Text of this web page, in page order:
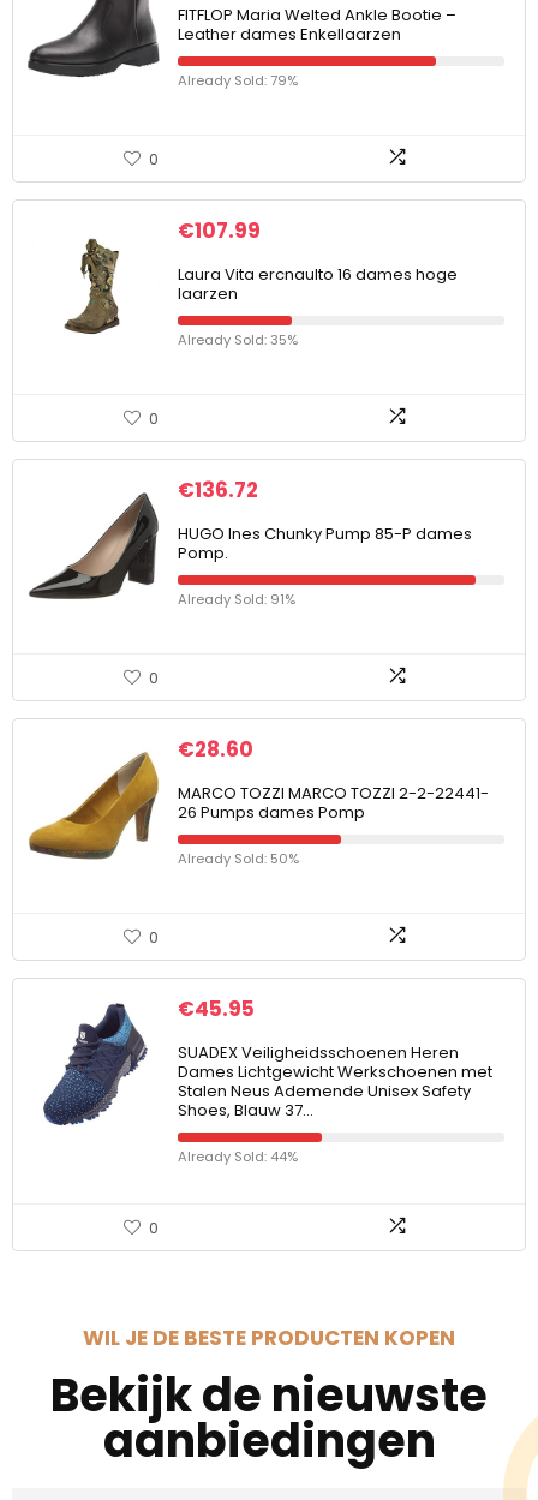
FITFLOP Maria Welted Ankle Bootie –
Leather dames Enkellaarzen
Already Sold: 79%
0
€107.99
Laura Vita ercnaulto 16 dames hoge
laarzen
Already Sold: 35%
0
€136.72
HUGO Ines Chunky Pump 85-P dames
Pomp.
Already Sold: 91%
0
€28.60
MARCO TOZZI MARCO TOZZI 2-2-22441-
26 Pumps dames Pomp
Already Sold: 50%
0
€45.95
SUADEX Veiligheidsschoenen Heren
Dames Lichtgewicht Werkschoenen met
Stalen Neus Ademende Unisex Safety
Shoes, Blauw 37…
Already Sold: 44%
0
WIL JE DE BESTE PRODUCTEN KOPEN
Bekijk de nieuwste
aanbiedingen